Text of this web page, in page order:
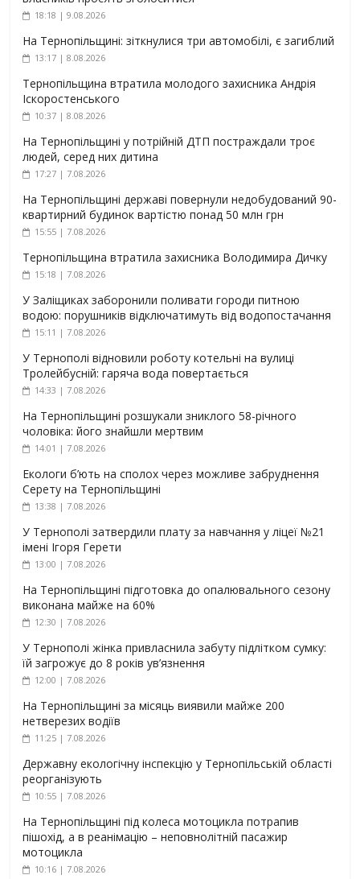
18:18 | 9.08.2026
На Тернопільщині: зіткнулися три автомобілі, є загиблий
13:17 | 8.08.2026
Тернопільщина втратила молодого захисника Андрія
Іскоростенського
10:37 | 8.08.2026
На Тернопільщині у потрійній ДТП постраждали троє
людей, серед них дитина
17:27 | 7.08.2026
На Тернопільщині державі повернули недобудований 90-
квартирний будинок вартістю понад 50 млн грн
15:55 | 7.08.2026
Тернопільщина втратила захисника Володимира Дичку
15:18 | 7.08.2026
У Заліщиках заборонили поливати городи питною
водою: порушників відключатимуть від водопостачання
15:11 | 7.08.2026
У Тернополі відновили роботу котельні на вулиці
Тролейбусній: гаряча вода повертається
14:33 | 7.08.2026
На Тернопільщині розшукали зниклого 58-річного
чоловіка: його знайшли мертвим
14:01 | 7.08.2026
Екологи б’ють на сполох через можливе забруднення
Серету на Тернопільщині
13:38 | 7.08.2026
У Тернополі затвердили плату за навчання у ліцеї №21
імені Ігоря Герети
13:00 | 7.08.2026
На Тернопільщині підготовка до опалювального сезону
виконана майже на 60%
12:30 | 7.08.2026
У Тернополі жінка привласнила забуту підлітком сумку:
їй загрожує до 8 років ув’язнення
12:00 | 7.08.2026
На Тернопільщині за місяць виявили майже 200
нетверезих водіїв
11:25 | 7.08.2026
Державну екологічну інспекцію у Тернопільській області
реорганізують
10:55 | 7.08.2026
На Тернопільщині під колеса мотоцикла потрапив
пішохід, а в реанімацію – неповнолітній пасажир
мотоцикла
10:16 | 7.08.2026